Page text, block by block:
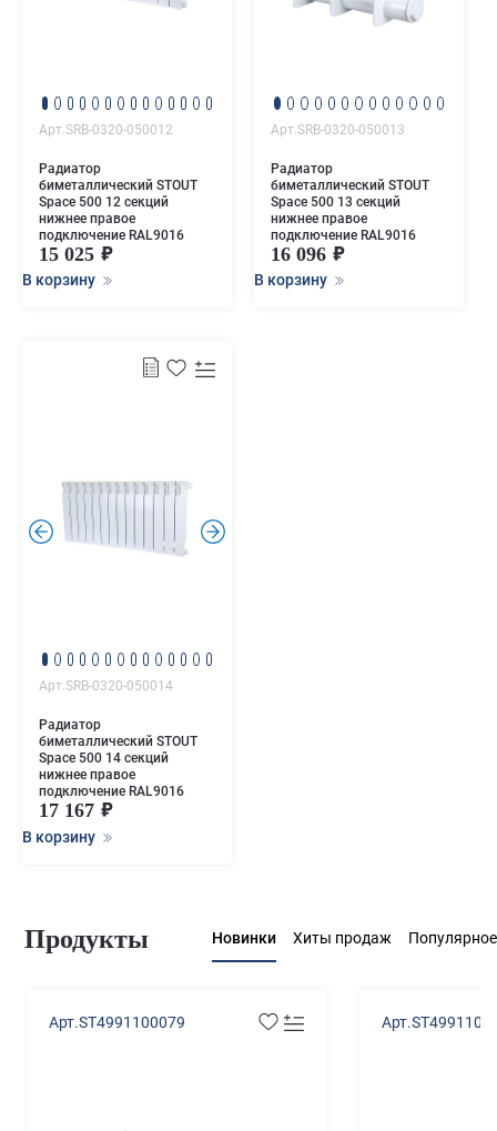
Арт.SRB-0320-050012
Радиатор
биметаллический STOUT
Space 500 12 секций
нижнее правое
подключение RAL9016
15 025
В корзину
Арт.SRB-0320-050013
Радиатор
биметаллический STOUT
Space 500 13 секций
нижнее правое
подключение RAL9016
16 096
В корзину
. .
Арт.SRB-0320-050014
Радиатор
биметаллический STOUT
Space 500 14 секций
нижнее правое
подключение RAL9016
17 167
В корзину
Продукты Новинки Хиты продаж Популярное
Арт.ST4991100079